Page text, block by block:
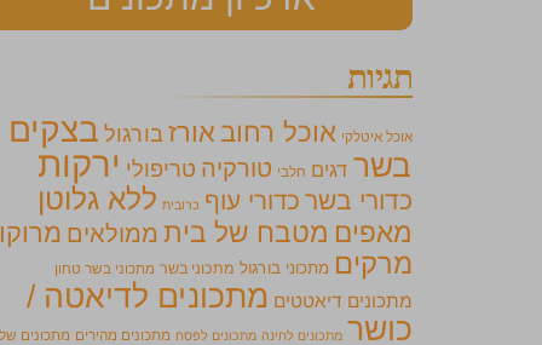
תגיות
אוכל איטלקי אוכל רחוב אורזבורגול בצקים
בשר דגים חלבי טורקיה טריפולי ירקות
כדורי בשר כדורי עוף כרובית ללא גלוטן
מאפים מטבח של בית ממולאים מרוקו
מרקים מתכוני בורגול מתכוני בשר מתכוני בשר טחון
מתכונים דיאטטים מתכונים לדיאטה /
כושר מתכונים לחינה מתכונים לפסח מתכונים מהירים מתכונים של